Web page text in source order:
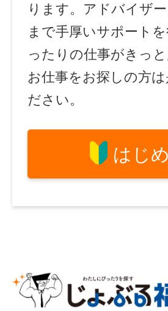
ります。アドバイザ
まで手厚いサポート
ったりの仕事がきっ
お仕事をお探しの方
ださい。
はじ